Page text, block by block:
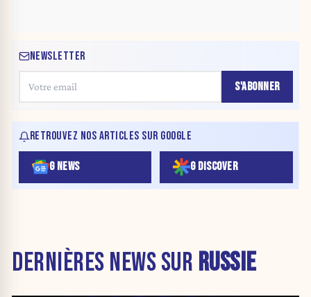
NEWSLETTER
S'ABONNER
RETROUVEZ NOS ARTICLES SUR GOOGLE
G NEWS G DISCOVER
DERNIÈRES NEWS SUR RUSSIE